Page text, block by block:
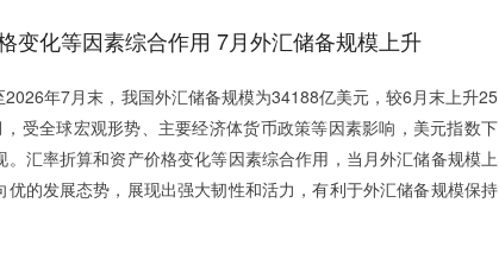
变化等因素综合作用 7月外汇储备规模上升
年7月末，我国外汇储备规模为34188亿美元，较6月末上升25
受全球宏观形势、主要经济体货币政策等因素影响，美元指数下
汇率折算和资产价格变化等因素综合作用，当月外汇储备规模上
的发展态势，展现出强大韧性和活力，有利于外汇储备规模保持